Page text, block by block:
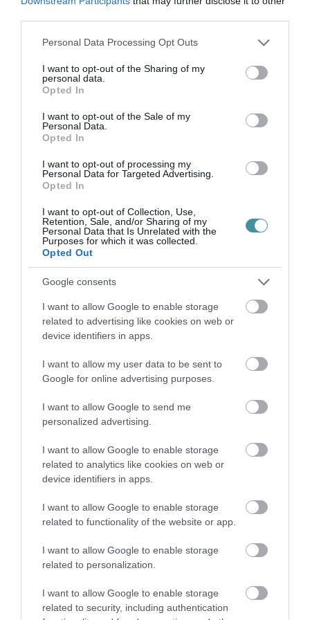
Please note that this website/app uses one or more Google
not limited to your visit or usage behaviour. You may click to
grant or deny consent to Google and its third-party tags to
use your data for below specified purposes in below Google
consent section.
Personal Data Processing Opt Outs
I want to opt-out of the Sharing of my
personal data.
Opted In
I want to opt-out of the Sale of my
Personal Data.
Opted In
I want to opt-out of processing my
Personal Data for Targeted Advertising.
Opted In
I want to opt-out of Collection, Use,
Retention, Sale, and/or Sharing of my
Personal Data that Is Unrelated with the
Purposes for which it was collected.
Opted Out
Google consents
I want to allow Google to enable storage
related to advertising like cookies on web or
device identifiers in apps.
I want to allow my user data to be sent to
Google for online advertising purposes.
I want to allow Google to send me
personalized advertising.
I want to allow Google to enable storage
related to analytics like cookies on web or
device identifiers in apps.
I want to allow Google to enable storage
related to functionality of the website or app.
I want to allow Google to enable storage
related to personalization.
I want to allow Google to enable storage
related to security, including authentication
önkormányzati költségvetés alakulását, és
szerveknél és cégeknél a költségcsökkentési
és reorganizációs lehetőségeket,
előterjesztések előkészítését koordinálja a
közgyűlés és az illetékes bizottságok számára
ezek végrehajtására. A bizottság továnná
koordinálja az egri családok és mikro-, kis- és
közepes vállalkozások veszélyhelyzetben
történő megsegítésére készítendő
előterjesztéseket.
Az előterjesztés szerint a közgyűlés
felhatalmazza a bizottságot az érintett
szervezetekkel való közvetlen
kapcsolattartásra és információkérésre.
Működésének időtartama 2022. szeptember
09. - 2023. február 28., a bizottság a
munkájáról, a javasolt intézkedésekről a
rendes közgyűléseken köteles beszámolni. A
megalakulás határideje szeptember 19.
A bizottság tagjai: Juhász Ádám elnök,
Mirkóczki Zita, Császár Zoltán Tamás, dr.
Csaba, Oroján Sándor és dr. Pócs Alfréd
(Indexkép forrása: A TV Eger közvetítése)